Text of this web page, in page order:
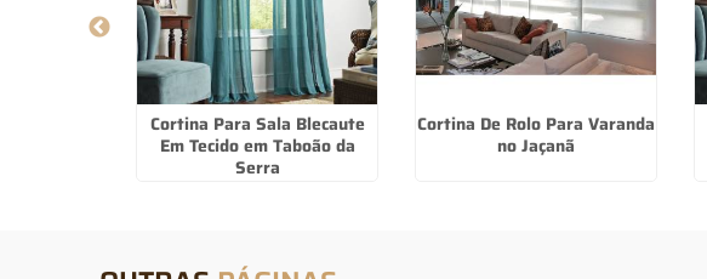
Cortina Para Sala Blecaute
Em Tecido em Taboão da
Serra
Cortina De Rolo Para Varanda
no Jaçanã